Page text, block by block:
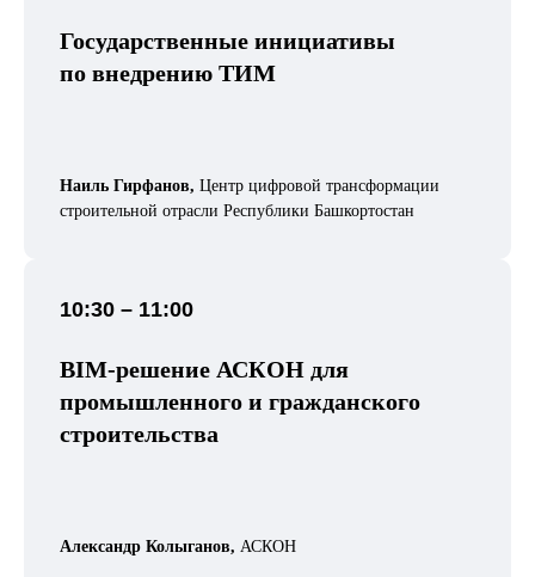
Государственные инициативы
по внедрению ТИМ
Наиль Гирфанов, Центр цифровой трансформации
строительной отрасли Республики Башкортостан
10:30 – 11:00
BIM-решение АСКОН для
промышленного и гражданского
строительства
Александр Колыганов, АСКОН